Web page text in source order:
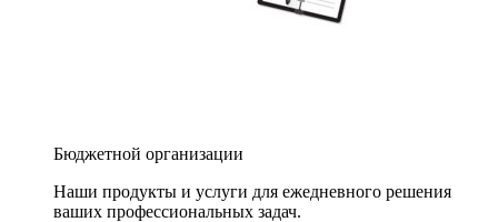
Бюджетной организации
Наши продукты и услуги для ежедневного решения
ваших профессиональных задач.